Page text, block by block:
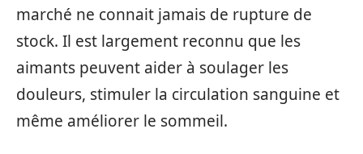
marché ne connait jamais de rupture de
stock. Il est largement reconnu que les
aimants peuvent aider à soulager les
douleurs, stimuler la circulation sanguine et
même améliorer le sommeil.